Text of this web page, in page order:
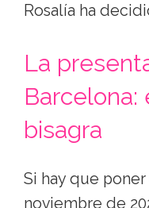
Rosalía ha
La
bisagra
Si hay que
noviembre de